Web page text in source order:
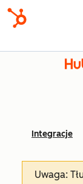
Integracje
Uwaga: